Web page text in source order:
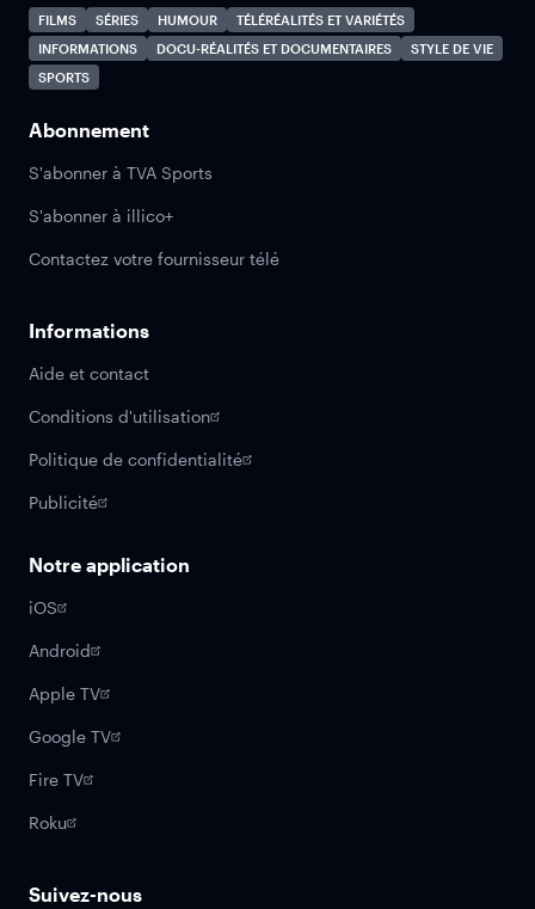
FILMS SÉRIES HUMOUR
TÉLÉRÉALITÉS ET VARIÉTÉS
INFORMATIONS
DOCU-RÉALITÉS ET DOCUMENTAIRES
STYLE DE VIE
SPORTS
Abonnement
S'abonner à TVA Sports
S'abonner à illico+
Contactez votre fournisseur télé
Informations
Aide et contact
Conditions d'utilisation
Politique de confidentialité
Publicité
Notre application
iOS
Android
Apple TV
Google TV
Fire TV
Roku
Suivez-nous